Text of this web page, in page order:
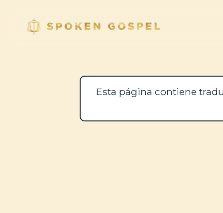
Esta página contiene